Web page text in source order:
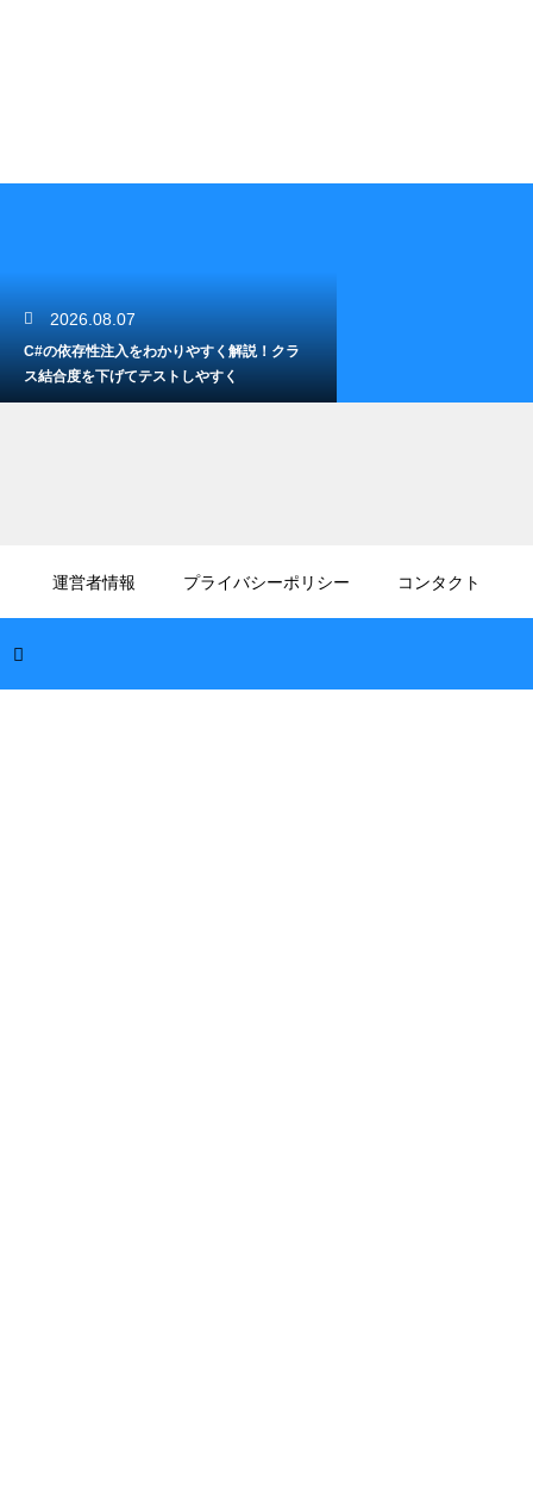
2026.08.07
C#の依存性注入をわかりやすく解説！クラ
ス結合度を下げてテストしやすく
プログラムの生成AIの著作権の問題！作成し
たコードを商用利用するリスク
運営者情報 プライバシーポリシー コンタクト